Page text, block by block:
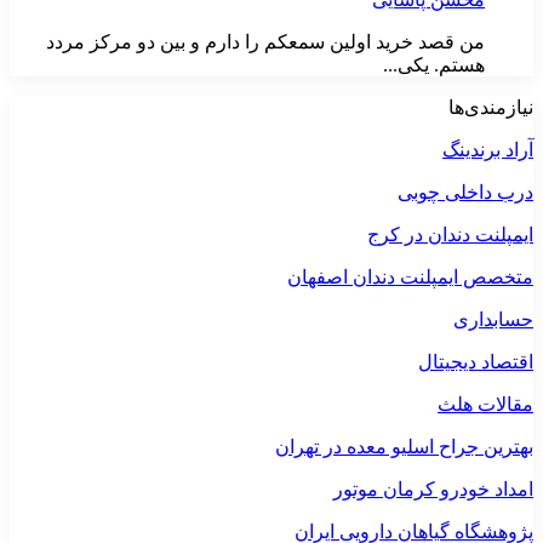
من قصد خرید اولین سمعکم را دارم و بین دو مرکز مردد
هستم. یکی...
نیازمندی‌ها
آراد برندینگ
درب داخلی چوبی
ایمپلنت دندان در کرج
متخصص ایمپلنت دندان اصفهان
حسابداری
اقتصاد دیجیتال
مقالات هلث
بهترین جراح اسلیو معده در تهران
امداد خودرو کرمان موتور
پژوهشگاه گیاهان دارویی ایران